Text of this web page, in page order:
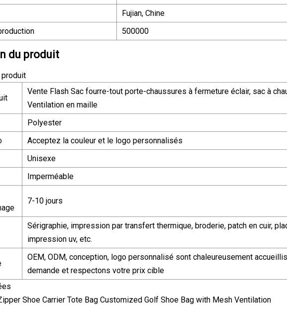
Fujian, Chine
500000
du produit
Vente Flash Sac fourre-tout porte-chaussures à fermeture éclair, sac à
Ventilation en maille
Polyester
Acceptez la couleur et le logo personnalisés
Unisexe
Imperméable
7-10 jours
Sérigraphie, impression par transfert thermique, broderie, patch en cuir,
impression uv, etc.
OEM, ODM, conception, logo personnalisé sont chaleureusement
demande et respectons votre prix cible